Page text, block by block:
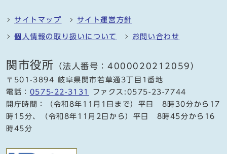
サイトマップ サイト運営方針
個人情報の取り扱いについて お問い合わせ
関市役所 （法人番号：4000020212059）
〒501-3894 岐阜県関市若草通3丁目1番地
電話： 0575-22-3131
ファクス:0575-23-7744
開庁時間：（令和8年11月1日まで）平日 8時30分から17
時15分、（令和8年11月2日から）平日 8時45分から16
時45分